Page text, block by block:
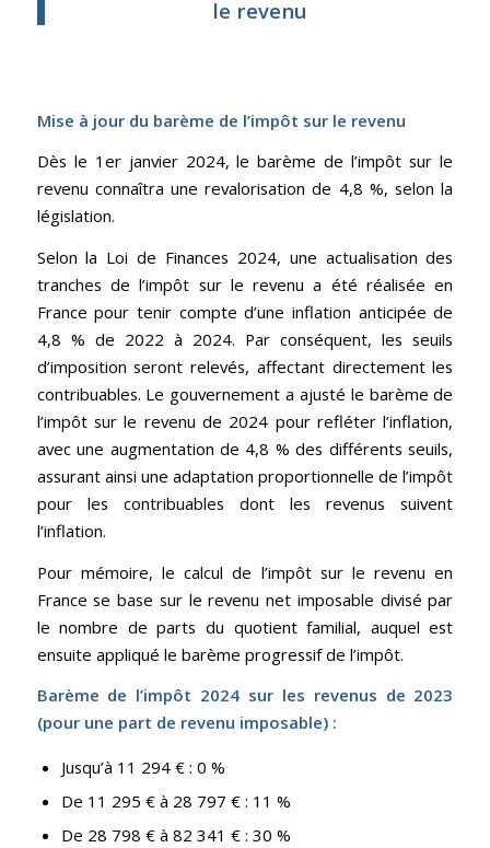
le revenu
Mise à jour du barème de l’impôt sur le revenu
Dès le 1er janvier 2024, le barème de l’impôt sur le
revenu connaîtra une revalorisation de 4,8 %, selon la
législation.
Selon la Loi de Finances 2024, une actualisation des
tranches de l’impôt sur le revenu a été réalisée en
France pour tenir compte d’une inflation anticipée de
4,8 % de 2022 à 2024. Par conséquent, les seuils
d’imposition seront relevés, affectant directement les
contribuables. Le gouvernement a ajusté le barème de
l’impôt sur le revenu de 2024 pour refléter l’inflation,
avec une augmentation de 4,8 % des différents seuils,
assurant ainsi une adaptation proportionnelle de l’impôt
pour les contribuables dont les revenus suivent
l’inflation.
Pour mémoire, le calcul de l’impôt sur le revenu en
France se base sur le revenu net imposable divisé par
le nombre de parts du quotient familial, auquel est
ensuite appliqué le barème progressif de l’impôt.
Barème de l’impôt 2024 sur les revenus de 2023
(pour une part de revenu imposable) :
Jusqu’à 11 294 € : 0 %
De 11 295 € à 28 797 € : 11 %
De 28 798 € à 82 341 € : 30 %